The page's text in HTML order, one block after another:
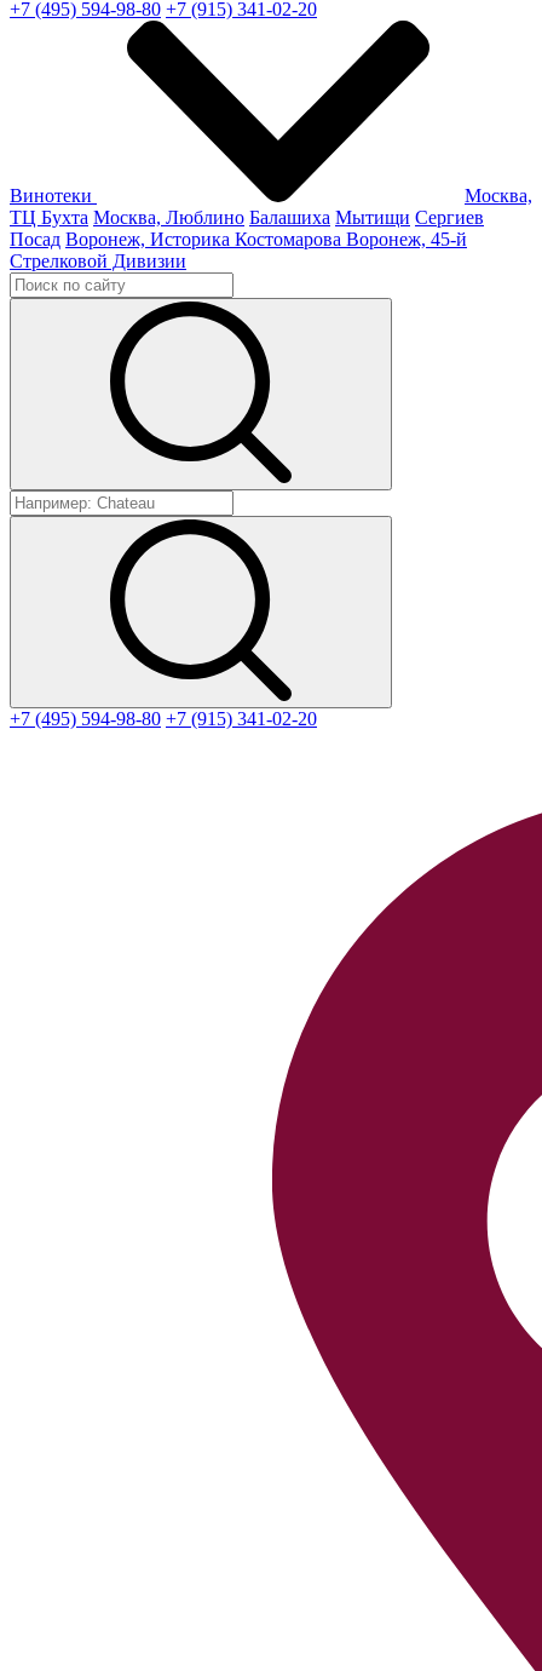
+7 (495) 594-98-80 +7 (915) 341-02-20
Винотеки
Москва,
ТЦ Бухта Москва, Люблино Балашиха Мытищи Сергиев
Посад Воронеж, Историка Костомарова Воронеж, 45-й
Стрелковой Дивизии
+7 (495) 594-98-80 +7 (915) 341-02-20